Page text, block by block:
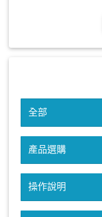
全部
產品選購
操作說明